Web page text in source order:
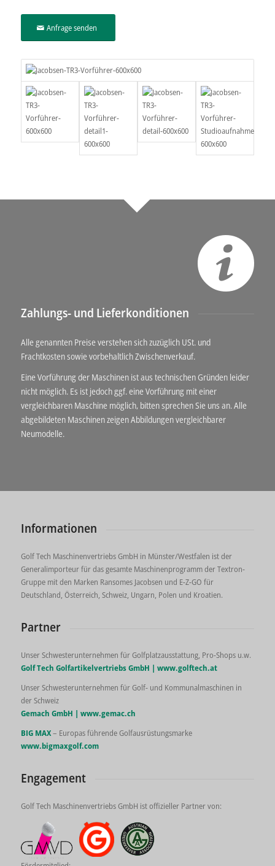
Anfrage senden
Zahlungs- und Lieferkonditionen
Alle genannten Preise verstehen sich zuzüglich USt. und
Frachtkosten sowie vorbehaltlich Zwischenverkauf.
Eine Vorführung der Maschinen ist aus technischen Gründen leider
nicht möglich. Es ist jedoch ggf. eine Vorführung mit einer
vergleichbaren Maschine möglich, bitten sprechen Sie uns an. Alle
abgebildeten Maschinen zeigen Abbildungen vergleichbarer
Neumodelle.
Informationen
Golf Tech Maschinenvertriebs GmbH in Münster/Westfalen ist der
Generalimporteur für das gesamte Maschinenprogramm der Textron-
Gruppe mit den Marken Ransomes Jacobsen und E-Z-GO für
Deutschland, Österreich, Schweiz, Ungarn, Polen und Kroatien.
Partner
Unser Schwesterunternehmen für Golfplatzausstattung, Pro-Shops u.w.
Golf Tech Golfartikelvertriebs GmbH | www.golftech.at
Unser Schwesterunternehmen für Golf- und Kommunalmaschinen in
der Schweiz
Gemach GmbH | www.gemac.ch
BIG MAX– Europas führende Golfausrüstungsmarke
www.bigmaxgolf.com
Engagement
Golf Tech Maschinenvertriebs GmbH ist offizieller Partner von: